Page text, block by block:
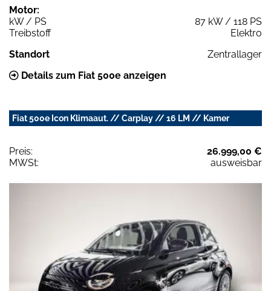
Motor:
kW / PS
87 kW / 118 PS
Treibstoff
Elektro
Standort
Zentrallager
Details zum Fiat 500e anzeigen
Fiat 500e Icon Klimaaut. // Carplay // 16 LM // Kamer
Preis:
26.999,00 €
MWSt:
ausweisbar